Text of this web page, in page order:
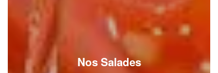
Nos Salades